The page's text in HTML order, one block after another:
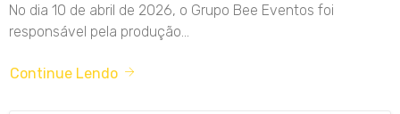
No dia 10 de abril de 2026, o Grupo Bee Eventos foi
responsável pela produção...
Continue Lendo